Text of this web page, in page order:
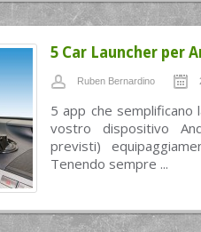
5 Car Launcher per
Ruben Bernardino
5 app che
vostro dispositivo
previsti)
Tenendo sempre ...